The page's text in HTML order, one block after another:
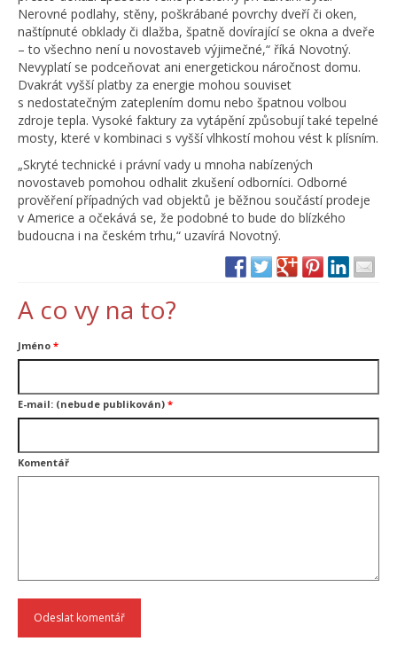
Nerovné podlahy, stěny, poškrábané povrchy dveří či oken,
naštípnuté obklady či dlažba, špatně dovírající se okna a dveře
– to všechno není u novostaveb výjimečné,“ říká Novotný.
Nevyplatí se podceňovat ani energetickou náročnost domu.
Dvakrát vyšší platby za energie mohou souviset
s nedostatečným zateplením domu nebo špatnou volbou
zdroje tepla. Vysoké faktury za vytápění způsobují také tepelné
mosty, které v kombinaci s vyšší vlhkostí mohou vést k plísním.
„Skryté technické i právní vady u mnoha nabízených
novostaveb pomohou odhalit zkušení odborníci. Odborné
prověření případných vad objektů je běžnou součástí prodeje
v Americe a očekává se, že podobné to bude do blízkého
budoucna i na českém trhu,“ uzavírá Novotný.
A co vy na to?
Jméno *
E-mail: (nebude publikován) *
Komentář